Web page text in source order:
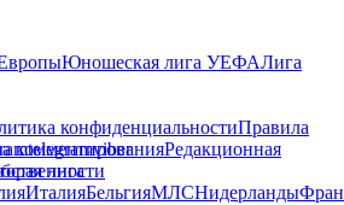
Юношеская лига УЕФАЛига
конфиденциальностиПравила
комментированияРедакционная
telegramviber
лига
ИталияБельгияМЛСНидерланды